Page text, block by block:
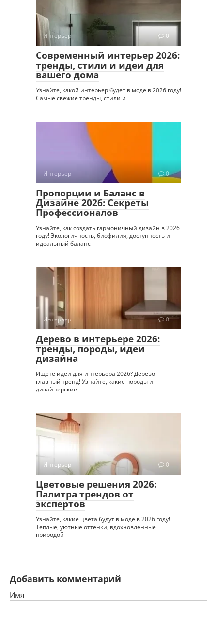
Интерьер 0
Современный интерьер 2026:
тренды, стили и идеи для
вашего дома
Узнайте, какой интерьер будет в моде в 2026 году!
Самые свежие тренды, стили и
Интерьер 0
Пропорции и Баланс в
Дизайне 2026: Секреты
Профессионалов
Узнайте, как создать гармоничный дизайн в 2026
году! Экологичность, биофилия, доступность и
идеальный баланс
Интерьер 0
Дерево в интерьере 2026:
тренды, породы, идеи
дизайна
Ищете идеи для интерьера 2026? Дерево –
главный тренд! Узнайте, какие породы и
дизайнерские
Интерьер 0
Цветовые решения 2026:
Палитра трендов от
экспертов
Узнайте, какие цвета будут в моде в 2026 году!
Теплые, уютные оттенки, вдохновленные
природой
Добавить комментарий
Имя